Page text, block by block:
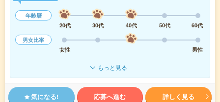
年齢層
20代
30代 40代 50代
60代
男女比率
女性
男性
もっと見る
気になる! 応募へ進む 詳しく見る